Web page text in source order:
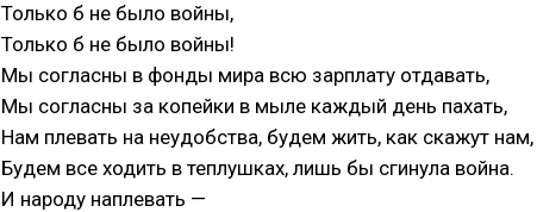
Только б не было войны,
Только б не было войны!
Мы согласны в фонды мира всю зарплату отдавать,
Мы согласны за копейки в мыле каждый день пахать,
Нам плевать на неудобства, будем жить, как скажут нам,
Будем все ходить в теплушках, лишь бы сгинула война.
И народу наплевать —